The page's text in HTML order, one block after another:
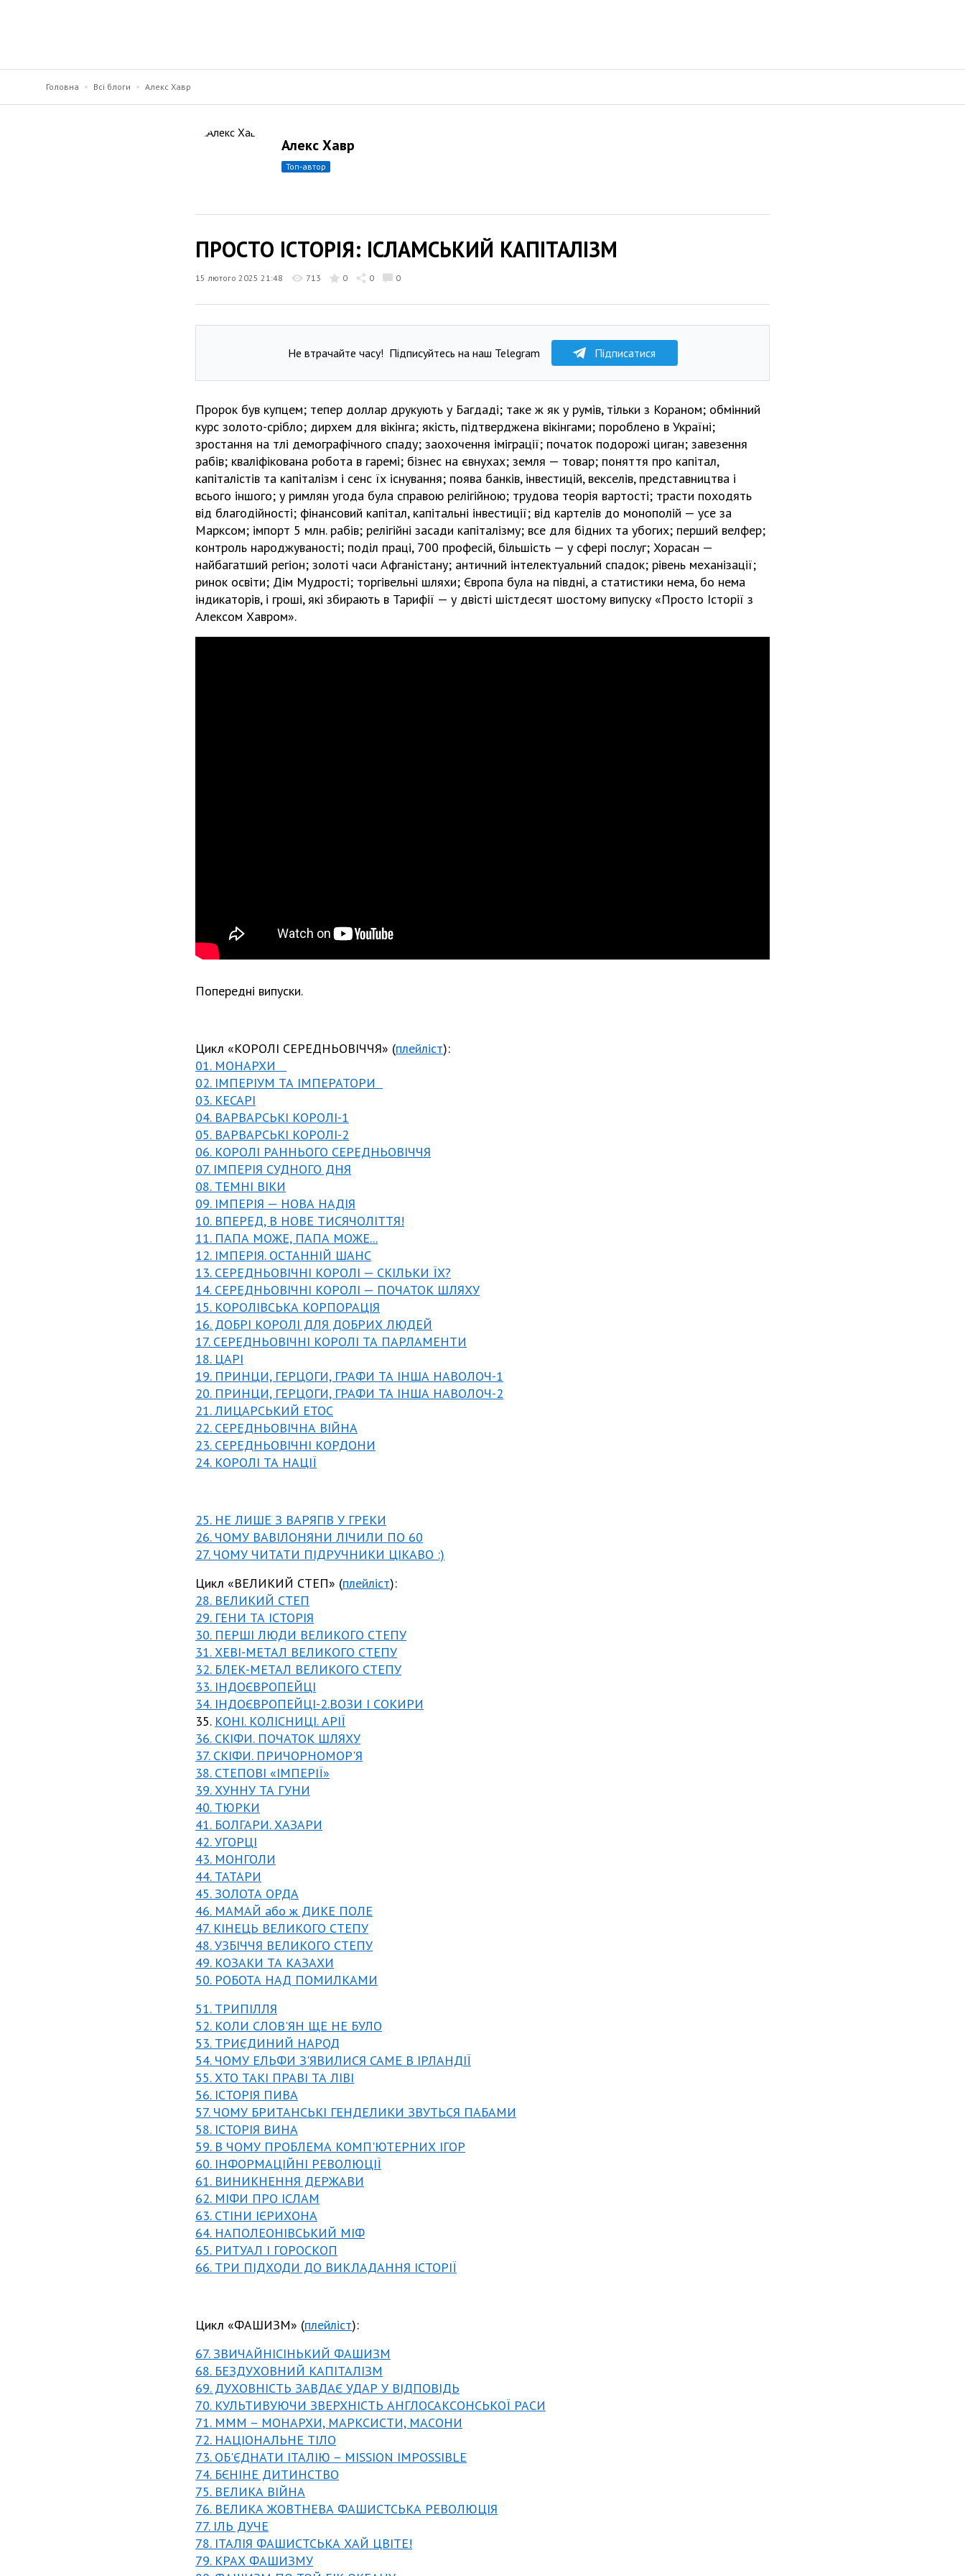
Головна Всі блоги Алекс Хавр
Алекс Хавр
топ-автор
ПРОСТО ІСТОРІЯ: ІСЛАМСЬКИЙ КАПІТАЛІЗМ
15 лютого 2025 21:48 713 0 0 0
Не втрачайте часу! Підписуйтесь на наш Telegram Підписатися
Пророк був купцем; тепер доллар друкують у Багдаді; таке ж як у румів, тільки з Кораном; обмінний
курс золото-срібло; дирхем для вікінга; якість, підтверджена вікінгами; пороблено в Україні;
зростання на тлі демографічного спаду; заохочення іміграції; початок подорожі циган; завезення
рабів; кваліфікована робота в гаремі; бізнес на євнухах; земля — товар; поняття про капітал,
капіталістів та капіталізм і сенс їх існування; поява банків, інвестицій, векселів, представництва і
всього іншого; у римлян угода була справою релігійною; трудова теорія вартості; трасти походять
від благодійності; фінансовий капітал, капітальні інвестиції; від картелів до монополій — усе за
Марксом; імпорт 5 млн. рабів; релігійні засади капіталізму; все для бідних та убогих; перший велфер;
контроль народжуваності; поділ праці, 700 професій, більшість — у сфері послуг; Хорасан —
найбагатший регіон; золоті часи Афганістану; античний інтелектуальний спадок; рівень механізації;
ринок освіти; Дім Мудрості; торгівельні шляхи; Європа була на півдні, а статистики нема, бо нема
індикаторів, і гроші, які збирають в Тарифії — у двісті шістдесят шостому випуску «Просто Історії з
Алексом Хавром».
Попередні випуски.
Цикл «КОРОЛІ СЕРЕДНЬОВІЧЧЯ» (плейліст):
01. МОНАРХИ
02. ІМПЕРІУМ ТА ІМПЕРАТОРИ
03. КЕСАРІ
04. ВАРВАРСЬКІ КОРОЛІ-1
05. ВАРВАРСЬКІ КОРОЛІ-2
06. КОРОЛІ РАННЬОГО СЕРЕДНЬОВІЧЧЯ
07. ІМПЕРІЯ СУДНОГО ДНЯ
08. ТЕМНІ ВІКИ
09. ІМПЕРІЯ — НОВА НАДІЯ
10. ВПЕРЕД, В НОВЕ ТИСЯЧОЛІТТЯ!
11. ПАПА МОЖЕ, ПАПА МОЖЕ...
12. ІМПЕРІЯ. ОСТАННІЙ ШАНС
13. СЕРЕДНЬОВІЧНІ КОРОЛІ — СКІЛЬКИ ЇХ?
14. СЕРЕДНЬОВІЧНІ КОРОЛІ — ПОЧАТОК ШЛЯХУ
15. КОРОЛІВСЬКА КОРПОРАЦІЯ
16. ДОБРІ КОРОЛІ ДЛЯ ДОБРИХ ЛЮДЕЙ
17. СЕРЕДНЬОВІЧНІ КОРОЛІ ТА ПАРЛАМЕНТИ
18. ЦАРІ
19. ПРИНЦИ, ГЕРЦОГИ, ГРАФИ ТА ІНША НАВОЛОЧ-1
20. ПРИНЦИ, ГЕРЦОГИ, ГРАФИ ТА ІНША НАВОЛОЧ-2
21. ЛИЦАРСЬКИЙ ЕТОС
22. СЕРЕДНЬОВІЧНА ВІЙНА
23. СЕРЕДНЬОВІЧНІ КОРДОНИ
24. КОРОЛІ ТА НАЦІЇ
25. НЕ ЛИШЕ З ВАРЯГІВ У ГРЕКИ
26. ЧОМУ ВАВІЛОНЯНИ ЛІЧИЛИ ПО 60
27. ЧОМУ ЧИТАТИ ПІДРУЧНИКИ ЦІКАВО :)
Цикл «ВЕЛИКИЙ СТЕП» (плейліст):
28. ВЕЛИКИЙ СТЕП
29. ГЕНИ ТА ІСТОРІЯ
30. ПЕРШІ ЛЮДИ ВЕЛИКОГО СТЕПУ
31. ХЕВІ-МЕТАЛ ВЕЛИКОГО СТЕПУ
32. БЛЕК-МЕТАЛ ВЕЛИКОГО СТЕПУ
33. ІНДОЄВРОПЕЙЦІ
34. ІНДОЄВРОПЕЙЦІ-2.ВОЗИ І СОКИРИ
35. КОНІ. КОЛІСНИЦІ. АРІЇ
36. СКІФИ. ПОЧАТОК ШЛЯХУ
37. СКІФИ. ПРИЧОРНОМОР'Я
38. СТЕПОВІ «ІМПЕРІЇ»
39. ХУННУ ТА ГУНИ
40. ТЮРКИ
41. БОЛГАРИ. ХАЗАРИ
42. УГОРЦІ
43. МОНГОЛИ
44. ТАТАРИ
45. ЗОЛОТА ОРДА
46. МАМАЙ або ж ДИКЕ ПОЛЕ
47. КІНЕЦЬ ВЕЛИКОГО СТЕПУ
48. УЗБІЧЧЯ ВЕЛИКОГО СТЕПУ
49. КОЗАКИ ТА КАЗАХИ
50. РОБОТА НАД ПОМИЛКАМИ
51. ТРИПІЛЛЯ
52. КОЛИ СЛОВ'ЯН ЩЕ НЕ БУЛО
53. ТРИЄДИНИЙ НАРОД
54. ЧОМУ ЕЛЬФИ З'ЯВИЛИСЯ САМЕ В ІРЛАНДІЇ
55. ХТО ТАКІ ПРАВІ ТА ЛІВІ
56. ІСТОРІЯ ПИВА
57. ЧОМУ БРИТАНСЬКІ ГЕНДЕЛИКИ ЗВУТЬСЯ ПАБАМИ
58. ІСТОРІЯ ВИНА
59. В ЧОМУ ПРОБЛЕМА КОМП'ЮТЕРНИХ ІГОР
60. ІНФОРМАЦІЙНІ РЕВОЛЮЦІЇ
61. ВИНИКНЕННЯ ДЕРЖАВИ
62. МІФИ ПРО ІСЛАМ
63. СТІНИ ІЄРИХОНА
64. НАПОЛЕОНІВСЬКИЙ МІФ
65. РИТУАЛ І ГОРОСКОП
66. ТРИ ПІДХОДИ ДО ВИКЛАДАННЯ ІСТОРІЇ
Цикл «ФАШИЗМ» (плейліст):
67. ЗВИЧАЙНІСІНЬКИЙ ФАШИЗМ
68. БЕЗДУХОВНИЙ КАПІТАЛІЗМ
69. ДУХОВНІСТЬ ЗАВДАЄ УДАР У ВІДПОВІДЬ
70. КУЛЬТИВУЮЧИ ЗВЕРХНІСТЬ АНГЛОСАКСОНСЬКОЇ РАСИ
71. МММ – МОНАРХИ, МАРКСИСТИ, МАСОНИ
72. НАЦІОНАЛЬНЕ ТІЛО
73. ОБ'ЄДНАТИ ІТАЛІЮ – MISSION IMPOSSIBLE
74. БЄНІНЕ ДИТИНСТВО
75. ВЕЛИКА ВІЙНА
76. ВЕЛИКА ЖОВТНЕВА ФАШИСТСЬКА РЕВОЛЮЦІЯ
77. ІЛЬ ДУЧЕ
78. ІТАЛІЯ ФАШИСТСЬКА ХАЙ ЦВІТЕ!
79. КРАХ ФАШИЗМУ